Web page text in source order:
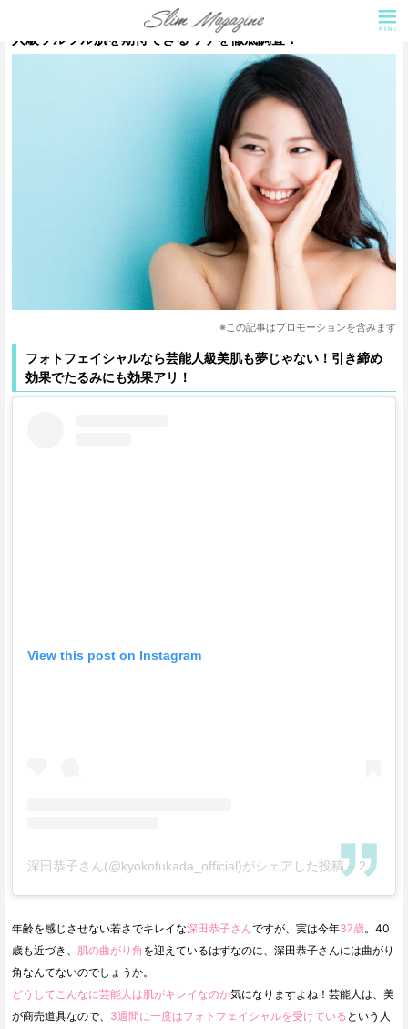
フォトフェイシャルを受けるとホントに美肌効果がある？芸能
人級ツルツル肌を期待できるワケを徹底調査！
※この記事はプロモーションを含みます
フォトフェイシャルなら芸能人級美肌も夢じゃない！引き締め
効果でたるみにも効果アリ！
View this post on Instagram
深田恭子さん(@kyokofukada_official)がシェアした投稿– 2018年11月月23日午後6時00分PST
年齢を感じさせない若さでキレイな深田恭子さんですが、実は今年37歳。40
歳も近づき、 肌の曲がり角 を迎えているはずなのに、深田恭子さんには曲がり
角なんてないのでしょうか。
どうしてこんなに芸能人は肌がキレイなのか気になりますよね！芸能人は、美
が商売道具なので、 3週間に一度はフォトフェイシャルを受けている という人